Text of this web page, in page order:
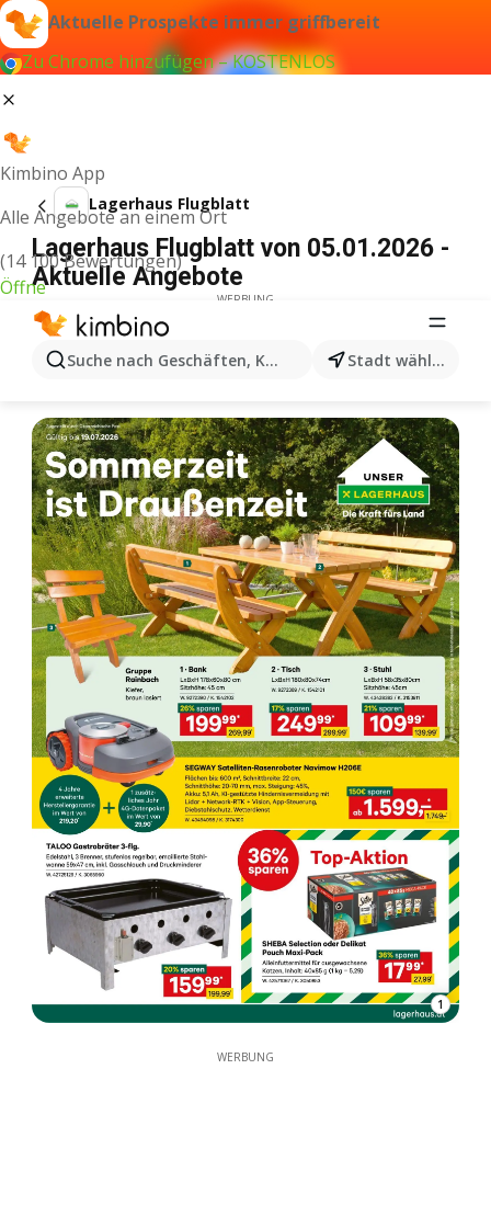
Aktuelle Prospekte immer griffbereit
Zu Chrome hinzufügen – KOSTENLOS
Kimbino App
Alle Angebote an einem Ort
(14 100 Bewertungen)
Öffne
Suche nach Geschäften, Kategorien, Produkten...
Stadt wählen
Lagerhaus Flugblatt
Lagerhaus Flugblatt von 05.01.2026 -
Aktuelle Angebote
WERBUNG
1
WERBUNG